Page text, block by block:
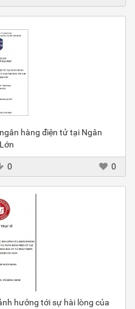
hàng điện tử tại Ngân
0 0
hưởng tới sự hài lòng của